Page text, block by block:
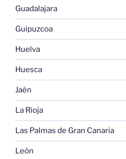
Guadalajara
Guipuzcoa
Huelva
Huesca
Jaén
La Rioja
Las Palmas de Gran Canaria
León